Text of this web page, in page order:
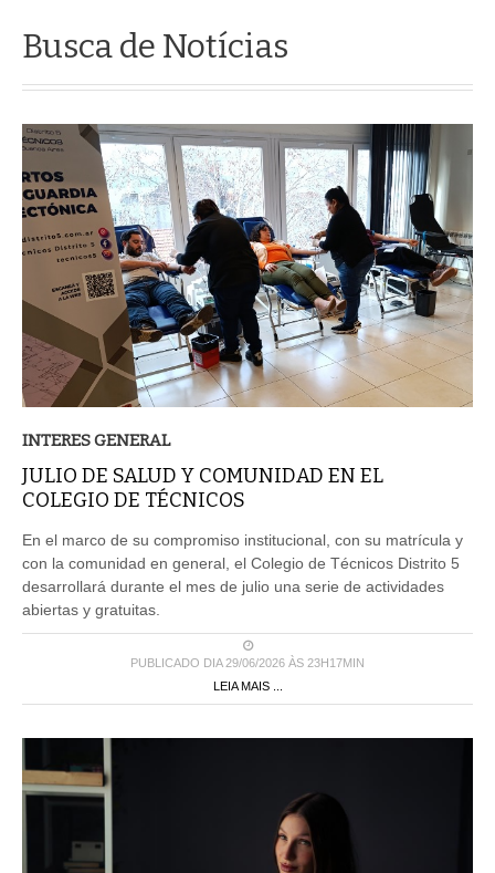
Busca de Notícias
INTERES GENERAL
JULIO DE SALUD Y COMUNIDAD EN EL
COLEGIO DE TÉCNICOS
En el marco de su compromiso institucional, con su matrícula y
con la comunidad en general, el Colegio de Técnicos Distrito 5
desarrollará durante el mes de julio una serie de actividades
abiertas y gratuitas.
PUBLICADO DIA 29/06/2026 ÀS 23H17MIN
LEIA MAIS ...